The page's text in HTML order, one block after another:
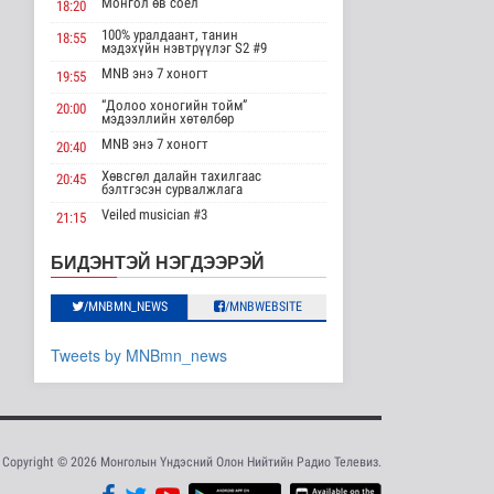
эрхлэгчдийг дэмжих
Нийгэм
22 цаг 27 минутын өмнө
Сүхбаатар суманд
баригдаж буй 70 МВт-
ын хүчин ча..
23 цаг 40 минутын өмнө
Газрын тосны
ашиглалтад орох..
Улс төр
2026-08-08 15:56
Улаанбаатарт шөнөдөө
2026-08-08 15:01
Хүүхдийн эрүүл,
аюулгүй орчинд
суралцах нөхцөлий..
18:20
18:55
100% уралдаант, танин
мэдэхүйн нэвтрүүлэг S2 #9
19:55
MNB энэ 7 хоногт
20:00
“Долоо хоногийн тойм”
мэдээллийн хөтөлбөр
20:40
MNB энэ 7 хоногт
20:45
Хөвсгөл далайн тахилгаас
бэлтгэсэн сурвалжлага
21:15
Veiled musician #3
23:35
“Гэрэлтэй цонх” үдшийн
хөтөлбөр
БИДЭНТЭЙ НЭГДЭЭРЭЙ
/MNBMN_NEWS /MNBWEBSITE
Tweets by MNBmn_news
Copyright © 2026 Монголын Үндэсний Олон Нийтийн Радио Телевиз.